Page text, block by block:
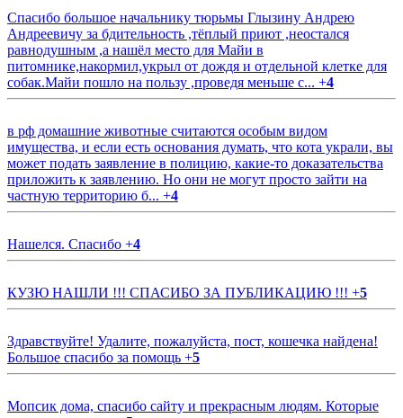
Спасибо большое начальнику тюрьмы Глызину Андрею
Андреевичу за бдительность ,тёплый приют ,неостался
равнодушным ,а нашёл место для Майи в
питомнике,накормил,укрыл от дождя и отдельной клетке для
собак.Майи пошло на пользу ,проведя меньше с... +4
в рф домашние животные считаются особым видом
имущества, и если есть основания думать, что кота украли, вы
может подать заявление в полицию, какие-то доказательства
приложить к заявлению. Но они не могут просто зайти на
частную территорию б... +4
Нашелся. Спасибо +4
КУЗЮ НАШЛИ !!! СПАСИБО ЗА ПУБЛИКАЦИЮ !!! +5
Здравствуйте! Удалите, пожалуйста, пост, кошечка найдена!
Большое спасибо за помощь +5
Мопсик дома, спасибо сайту и прекрасным людям. Которые